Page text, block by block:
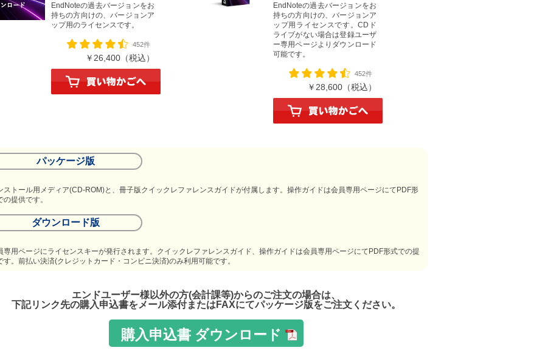
EndNoteの過去バージョンをお
持ちの方向けの、バージョンア
ップ用のライセンスです。
452件
￥26,400（税込）
EndNoteの過去バージョンをお
持ちの方向けの、バージョンア
ップ用ライセンスです。CDド
ライブがない場合は登録ユーザ
ー専用ページよりダウンロード
可能です。
452件
￥28,600（税込）
パッケージ版
ストール用メディア(CD-ROM)と、冊子版クイックレファレンスガイドが付属します。操作ガイドは会員専用ページにてPDF形
の提供です。
ダウンロード版
専用ページにライセンスキーが発行されます。クイックレファレンスガイド、操作ガイドは会員専用ページにてPDF形式での提
す。前払い決済(クレジットカード・コンビニ決済)のみ利用可能です。
エンドユーザー様以外の方(会計課等)からのご注文の場合は、
下記リンク先の購入申込書をメール添付またはFAXにてパッケージ版をご注文ください。
購入申込書 ダウンロード